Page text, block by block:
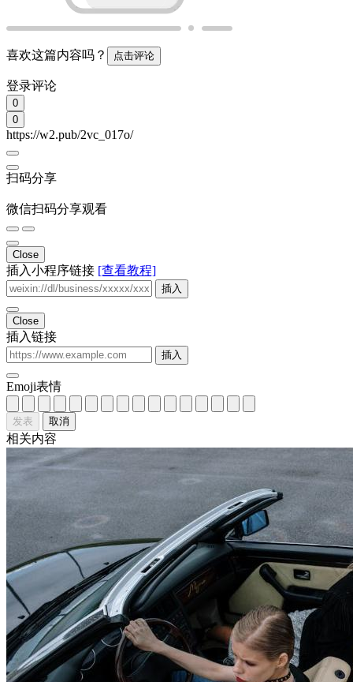
喜欢这篇内容吗？ 点击评论
登录评论
0
0
https://w2.pub/2vc_017o/
扫码分享
微信扫码分享观看
Close
插入小程序链接 [查看教程]
插入
Close
插入链接
插入
Emoji表情
发表 取消
相关内容